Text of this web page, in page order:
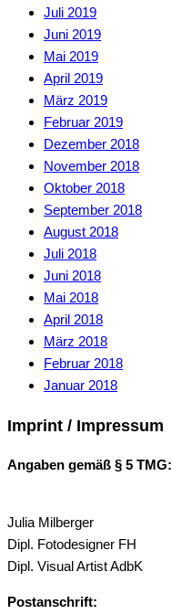
Juli 2019
Juni 2019
Mai 2019
April 2019
März 2019
Februar 2019
Dezember 2018
November 2018
Oktober 2018
September 2018
August 2018
Juli 2018
Juni 2018
Mai 2018
April 2018
März 2018
Februar 2018
Januar 2018
Imprint / Impressum
Angaben gemäß § 5 TMG:
Julia Milberger
Dipl. Fotodesigner FH
Dipl. Visual Artist AdbK
Postanschrift: